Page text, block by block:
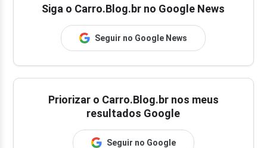
Siga o Carro.Blog.br no Google News
Seguir no Google News
Priorizar o Carro.Blog.br nos meus
resultados Google
Seguir no Google